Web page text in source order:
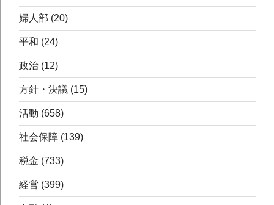
婦人部 (20)
平和 (24)
政治 (12)
方針・決議 (15)
活動 (658)
社会保障 (139)
税金 (733)
経営 (399)